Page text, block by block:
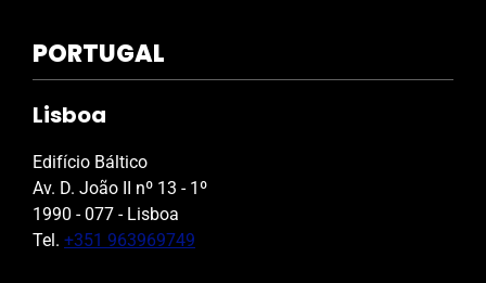
PORTUGAL
Lisboa
Edifício Báltico
Av. D. João II nº 13 - 1º
1990 - 077 - Lisboa
Tel. +351 963969749